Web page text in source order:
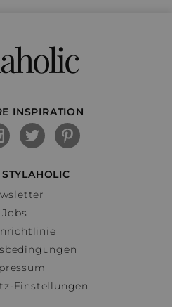
INSPIRATION
Jobs
Einstellungen